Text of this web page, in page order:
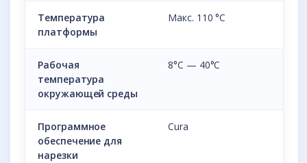
Температура
платформы
Макс. 110 °С
Рабочая
температура
окружающей среды
8°C — 40°C
Программное
обеспечение для
нарезки
Cura